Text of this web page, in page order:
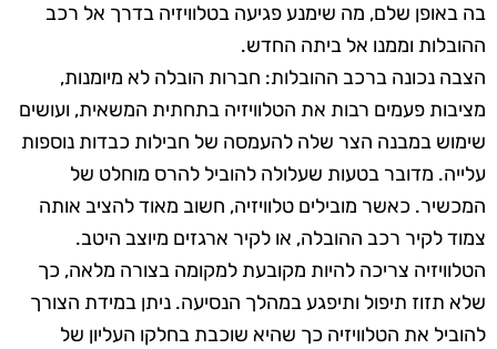
בה באופן שלם, מה שימנע פגיעה בטלוויזיה בדרך אל רכב
ההובלות וממנו אל ביתה החדש.
הצבה נכונה ברכב ההובלות: חברות הובלה לא מיומנות,
מציבות פעמים רבות את הטלוויזיה בתחתית המשאית, ועושים
שימוש במבנה הצר שלה להעמסה של חבילות כבדות נוספות
עלייה. מדובר בטעות שעלולה להוביל להרס מוחלט של
המכשיר. כאשר מובילים טלוויזיה, חשוב מאוד להציב אותה
צמוד לקיר רכב ההובלה, או לקיר ארגזים מיוצב היטב.
הטלוויזיה צריכה להיות מקובעת למקומה בצורה מלאה, כך
שלא תזוז תיפול ותיפגע במהלך הנסיעה. ניתן במידת הצורך
להוביל את הטלוויזיה כך שהיא שוכבת בחלקו העליון של